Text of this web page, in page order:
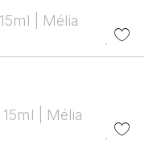
| Mélia
| Mélia